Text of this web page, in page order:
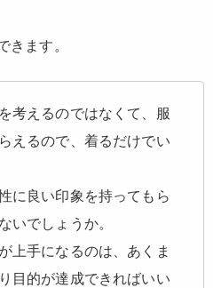
きます。
考えるのではなくて、服
えるので、着るだけでい
に良い印象を持ってもら
いでしょうか。
上手になるのは、あくま
目的が達成できればいい